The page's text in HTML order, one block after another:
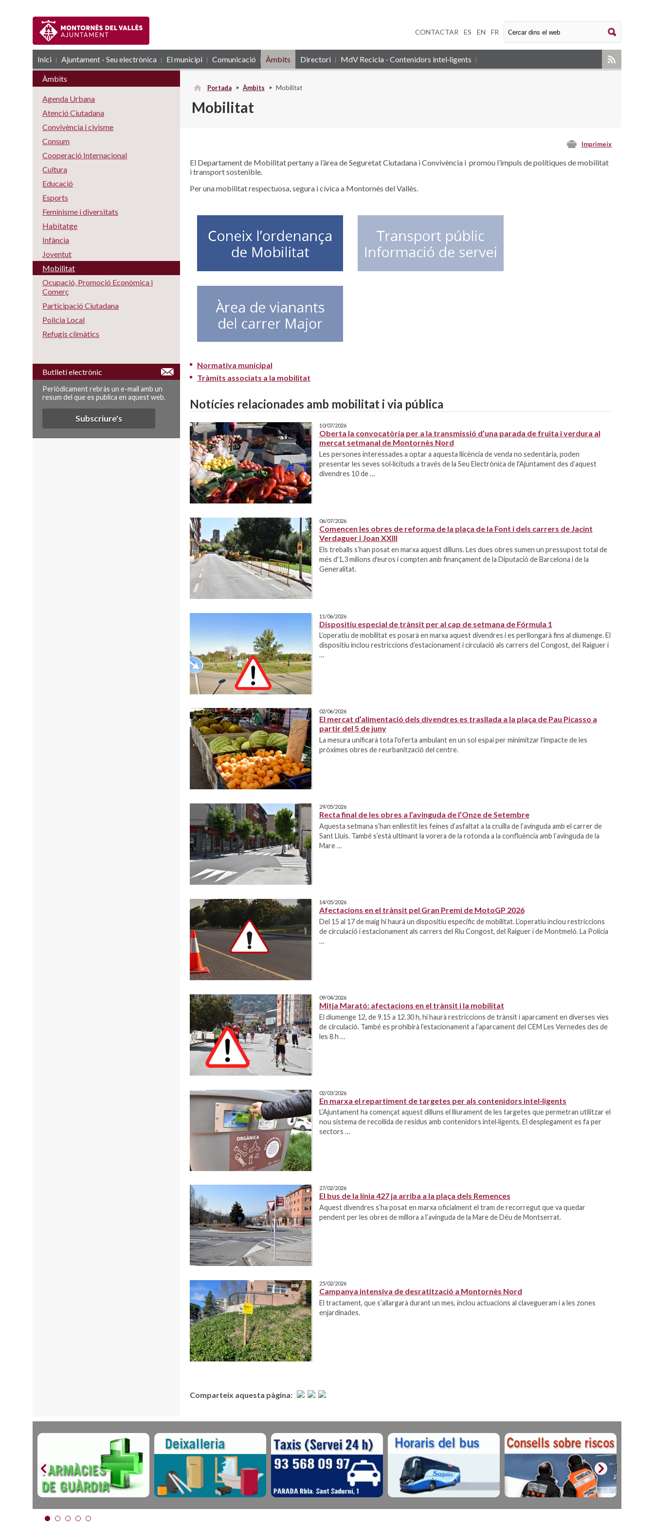
CONTACTAR ES EN FR
Inici Ajuntament - Seu electrònica El municipi Comunicació Àmbits Directori MdV Recicla - Contenidors intel·ligents
RSS
Portada Àmbits Mobilitat
Mobilitat
Imprimeix
El Departament de Mobilitat pertany a l’àrea de Seguretat Ciutadana i Convivència i promou l’impuls de polítiques de mobilitat
i transport sostenible.
Per una mobilitat respectuosa, segura i cívica a Montornès del Vallès.
Normativa municipal
Tràmits associats a la mobilitat
Notícies relacionades amb mobilitat i via pública
10/07/2026
Oberta la convocatòria per a la transmissió d’una parada de fruita i verdura al
mercat setmanal de Montornès Nord
Les persones interessades a optar a aquesta llicència de venda no sedentària, poden
presentar les seves sol·licituds a través de la Seu Electrònica de l'Ajuntament des d’aquest
divendres 10 de …
06/07/2026
Comencen les obres de reforma de la plaça de la Font i dels carrers de Jacint
Verdaguer i Joan XXIII
Els treballs s’han posat en marxa aquest dilluns. Les dues obres sumen un pressupost total de
més d'1,3 milions d'euros i compten amb finançament de la Diputació de Barcelona i de la
Generalitat.
11/06/2026
Dispositiu especial de trànsit per al cap de setmana de Fórmula 1
L’operatiu de mobilitat es posarà en marxa aquest divendres i es perllongarà fins al diumenge. El
dispositiu inclou restriccions d’estacionament i circulació als carrers del Congost, del Raiguer i
…
02/06/2026
El mercat d’alimentació dels divendres es trasllada a la plaça de Pau Picasso a
partir del 5 de juny
La mesura unificarà tota l'oferta ambulant en un sol espai per minimitzar l'impacte de les
pròximes obres de reurbanització del centre.
29/05/2026
Recta final de les obres a l’avinguda de l’Onze de Setembre
Aquesta setmana s’han enllestit les feines d’asfaltat a la cruïlla de l’avinguda amb el carrer de
Sant Lluís. També s’està ultimant la vorera de la rotonda a la confluència amb l’avinguda de la
Mare …
14/05/2026
Afectacions en el trànsit pel Gran Premi de MotoGP 2026
Del 15 al 17 de maig hi haurà un dispositiu específic de mobilitat. L’operatiu inclou restriccions
de circulació i estacionament als carrers del Riu Congost, del Raiguer i de Montmeló. La Policia
…
09/04/2026
Mitja Marató: afectacions en el trànsit i la mobilitat
El diumenge 12, de 9.15 a 12.30 h, hi haurà restriccions de trànsit i aparcament en diverses vies
de circulació. També es prohibirà l’estacionament a l’aparcament del CEM Les Vernedes des de
les 8 h …
02/03/2026
En marxa el repartiment de targetes per als contenidors intel·ligents
L’Ajuntament ha començat aquest dilluns el lliurament de les targetes que permetran utilitzar el
nou sistema de recollida de residus amb contenidors intel·ligents. El desplegament es fa per
sectors …
27/02/2026
El bus de la línia 427 ja arriba a la plaça dels Remences
Aquest divendres s’ha posat en marxa oficialment el tram de recorregut que va quedar
pendent per les obres de millora a l’avinguda de la Mare de Déu de Montserrat.
25/02/2026
Campanya intensiva de desratització a Montornès Nord
El tractament, que s’allargarà durant un mes, inclou actuacions al clavegueram i a les zones
enjardinades.
Comparteix aquesta pàgina:
Àmbits
Agenda Urbana
Atenció Ciutadana
Convivència i civisme
Consum
Cooperació Internacional
Cultura
Educació
Esports
Feminisme i diversitats
Habitatge
Infància
Joventut
Mobilitat
Ocupació, Promoció Econòmica i
Comerç
Participació Ciutadana
Policia Local
Refugis climàtics
Butlletí electrònic
Periòdicament rebràs un e-mail amb un
resum del que es publica en aquest web.
Subscriure's